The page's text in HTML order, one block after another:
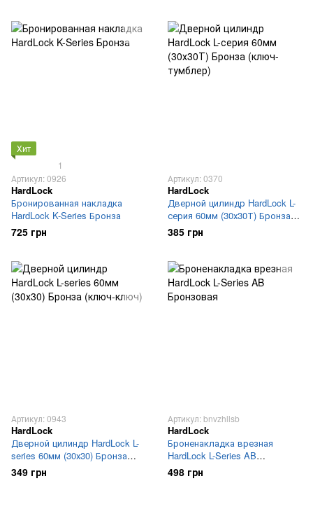
Хит
1
Артикул: 0926
HardLock
Бронированная накладка
HardLock K-Series Бронза
725 грн
Артикул: 0370
HardLock
Дверной цилиндр HardLock L-
серия 60мм (30х30Т) Бронза
(ключ-тумблер)
385 грн
Артикул: 0943
HardLock
Дверной цилиндр HardLock L-
series 60мм (30х30) Бронза
(ключ-ключ)
349 грн
Артикул: bnvzhllsb
HardLock
Броненакладка врезная
HardLock L-Series AB
Бронзовая
498 грн